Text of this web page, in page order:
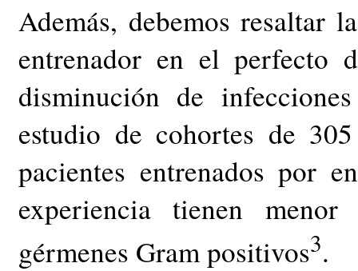
Además, debemos resaltar
entrenador en el perfecto
disminución de
estudio de cohortes de
pacientes entrenados por
experiencia tienen
gérmenes Gram positivos3.